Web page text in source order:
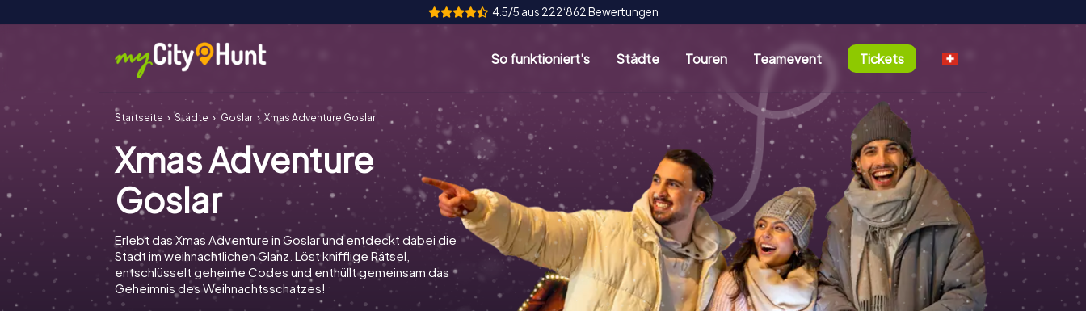
4.5/5 aus 222‘862 Bewertungen
So funktioniert's Städte Touren Teamevent Tickets
Startseite Städte Goslar Xmas Adventure Goslar
Xmas Adventure
Goslar
Erlebt das Xmas Adventure in Goslar und entdeckt dabei die
Stadt im weihnachtlichen Glanz. Löst knifflige Rätsel,
entschlüsselt geheime Codes und enthüllt gemeinsam das
Geheimnis des Weihnachtsschatzes!